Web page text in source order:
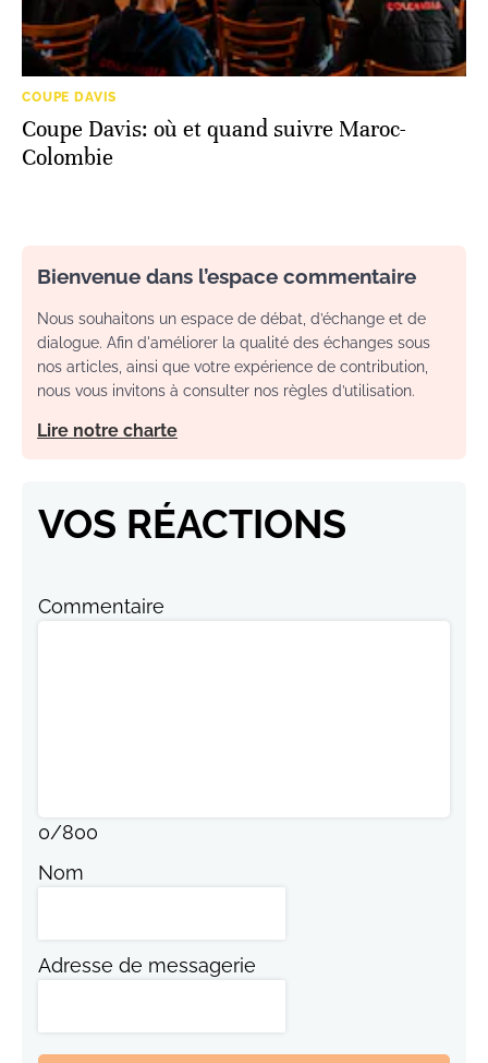
COUPE DAVIS
Coupe Davis: où et quand suivre Maroc-
Colombie
Bienvenue dans l’espace commentaire
Nous souhaitons un espace de débat, d’échange et de
dialogue. Afin d'améliorer la qualité des échanges sous
nos articles, ainsi que votre expérience de contribution,
nous vous invitons à consulter nos règles d’utilisation.
Lire notre charte
VOS RÉACTIONS
Commentaire
0/800
Nom
Adresse de messagerie